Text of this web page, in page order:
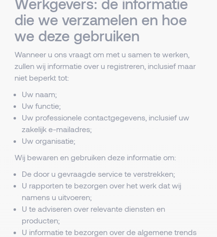
die we verzamelen en hoe
we deze gebruiken
Wanneer u ons vraagt om met u samen te werken,
zullen wij informatie over u registreren, inclusief maar
niet beperkt tot:
Uw naam;
Uw functie;
Uw professionele contactgegevens, inclusief uw
zakelijk e-mailadres;
Uw organisatie;
Wij bewaren en gebruiken deze informatie om:
De door u gevraagde service te verstrekken;
U rapporten te bezorgen over het werk dat wij
namens u uitvoeren;
U te adviseren over relevante diensten en
producten;
U informatie te bezorgen over de algemene trends